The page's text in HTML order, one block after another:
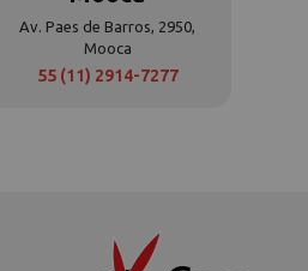
Av. Paes de Barros, 2950,
Mooca
55 (11) 2914-7277